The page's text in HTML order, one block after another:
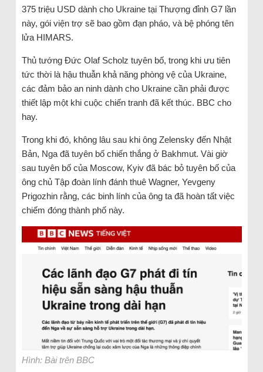
375 triệu USD dành cho Ukraine tại Thượng đỉnh G7 lần
này, gói viện trợ sẽ bao gồm đạn pháo, và bệ phóng tên
lửa HIMARS.
Thủ tướng Đức Olaf Scholz tuyên bố, trong khi ưu tiên
tức thời là hậu thuẫn khả năng phòng vệ của Ukraine,
các đảm bảo an ninh dành cho Ukraine cần phải được
thiết lập một khi cuộc chiến tranh đã kết thúc. BBC cho
hay.
Trong khi đó, không lâu sau khi ông Zelensky đến Nhật
Bản, Nga đã tuyên bố chiến thắng ở Bakhmut. Vài giờ
sau tuyên bố của Moscow, Kyiv đã bác bỏ tuyên bố của
ông chủ Tập đoàn lính đánh thuê Wagner, Yevgeny
Prigozhin rằng, các binh lính của ông ta đã hoàn tất việc
chiếm đóng thành phố này.
Hình: Bài trên BBC